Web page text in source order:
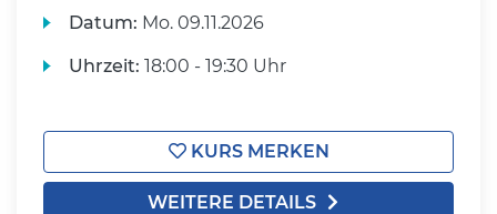
Datum: Mo. 09.11.2026
Uhrzeit: 18:00 - 19:30 Uhr
KURS MERKEN
WEITERE DETAILS